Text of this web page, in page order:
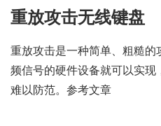
重放攻击无线键盘
重放攻击是一种简单、粗糙
频信号的硬件设备就可以实
难以防范。参考文章